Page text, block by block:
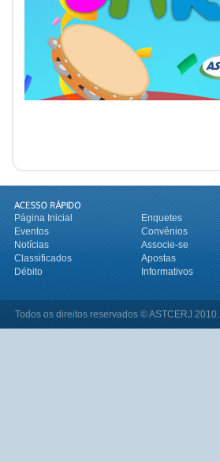
Página Inicial Enquetes
Eventos
Convênios
Notícias
Associe-se
Classificados
Apostas
Débito
Informativos
Todos os direitos reservados © ASTCERJ 2010.